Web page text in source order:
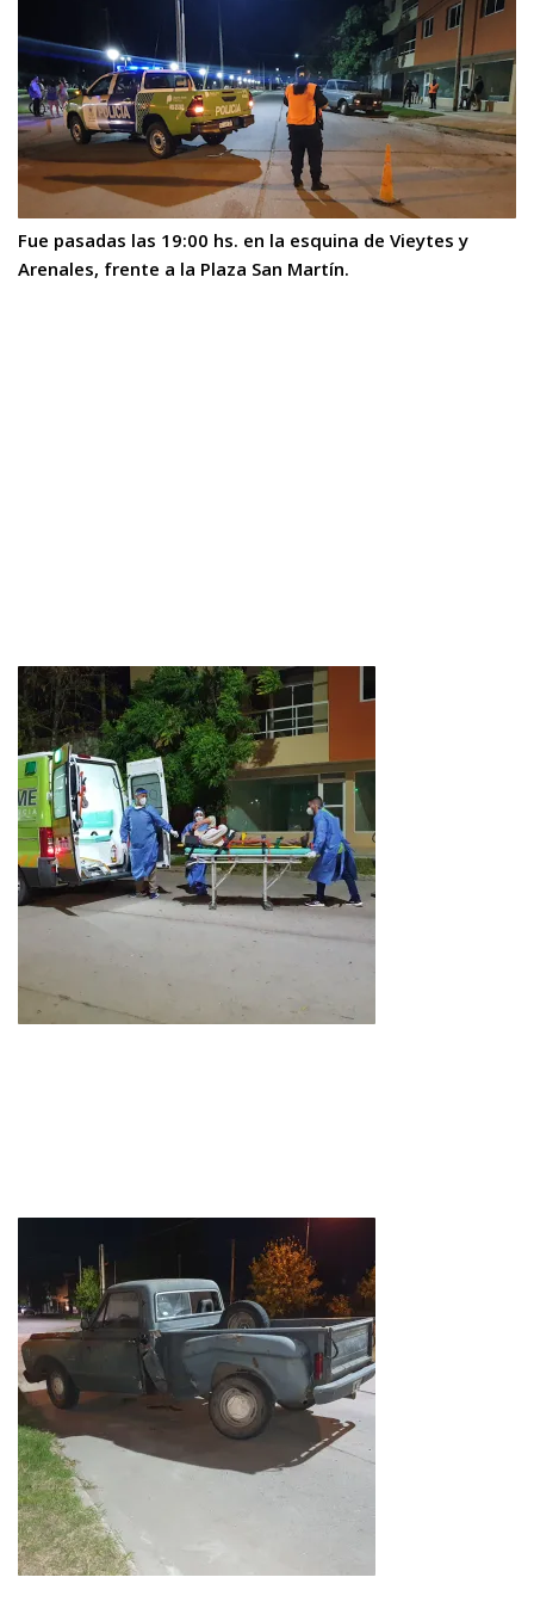
Fue pasadas las 19:00 hs. en la esquina de Vieytes y
Arenales, frente a la Plaza San Martín.